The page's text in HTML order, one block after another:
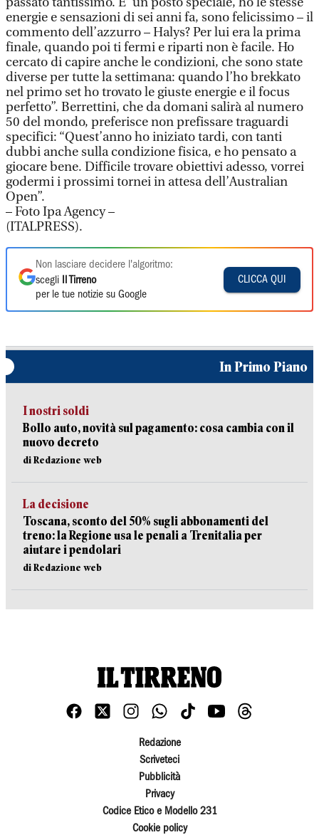
energie e sensazioni di sei anni fa, sono felicissimo – il
commento dell’azzurro – Halys? Per lui era la prima
finale, quando poi ti fermi e riparti non è facile. Ho
cercato di capire anche le condizioni, che sono state
diverse per tutte la settimana: quando l’ho brekkato
nel primo set ho trovato le giuste energie e il focus
perfetto”. Berrettini, che da domani salirà al numero
50 del mondo, preferisce non prefissare traguardi
specifici: “Quest’anno ho iniziato tardi, con tanti
dubbi anche sulla condizione fisica, e ho pensato a
giocare bene. Difficile trovare obiettivi adesso, vorrei
godermi i prossimi tornei in attesa dell’Australian
Open”.
– Foto Ipa Agency –
(ITALPRESS).
Non lasciare decidere l'algoritmo:
scegli
Il Tirreno
per le tue notizie su Google
CLICCA QUI
In Primo Piano
I nostri soldi
Bollo auto, novità sul pagamento: cosa cambia con il
nuovo decreto
di Redazione web
La decisione
Toscana, sconto del 50% sugli abbonamenti del
treno: la Regione usa le penali a Trenitalia per
aiutare i pendolari
di Redazione web
Redazione
Scriveteci
Pubblicità
Privacy
Codice Etico e Modello 231
Cookie policy